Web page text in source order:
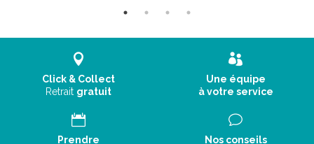
Click & Collect
Retrait gratuit
Une équipe
à votre service
Prendre
Nos conseils